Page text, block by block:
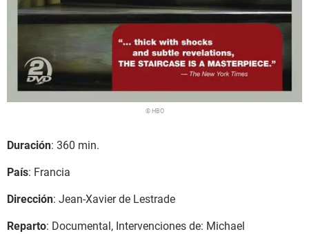
© HBO
Duración: 360 min.
País: Francia
Dirección: Jean-Xavier de Lestrade
Reparto: Documental, Intervenciones de: Michael